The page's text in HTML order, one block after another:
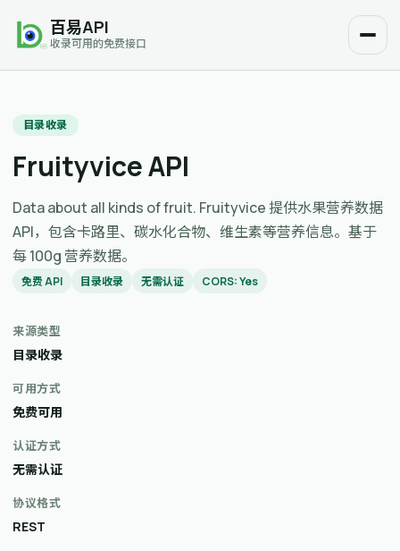
百易API
收录可用的免费接口
目录收录
Fruityvice API
Data about all kinds of fruit. Fruityvice 提供水果营养数据
API，包含卡路里、碳水化合物、维生素等营养信息。基于
每 100g 营养数据。
免费 API 目录收录 无需认证 CORS: Yes
来源类型
目录收录
可用方式
免费可用
认证方式
无需认证
协议格式
REST